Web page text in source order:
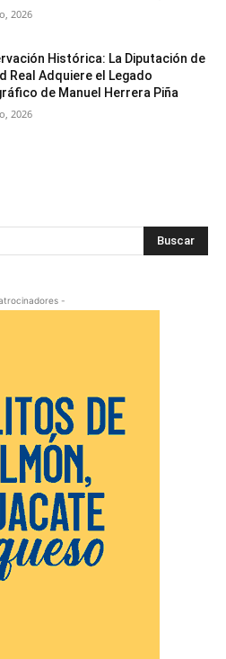
2026
Histórica: La Diputación de
Real Adquiere el Legado
de Manuel Herrera Piña
2026
Buscar
-